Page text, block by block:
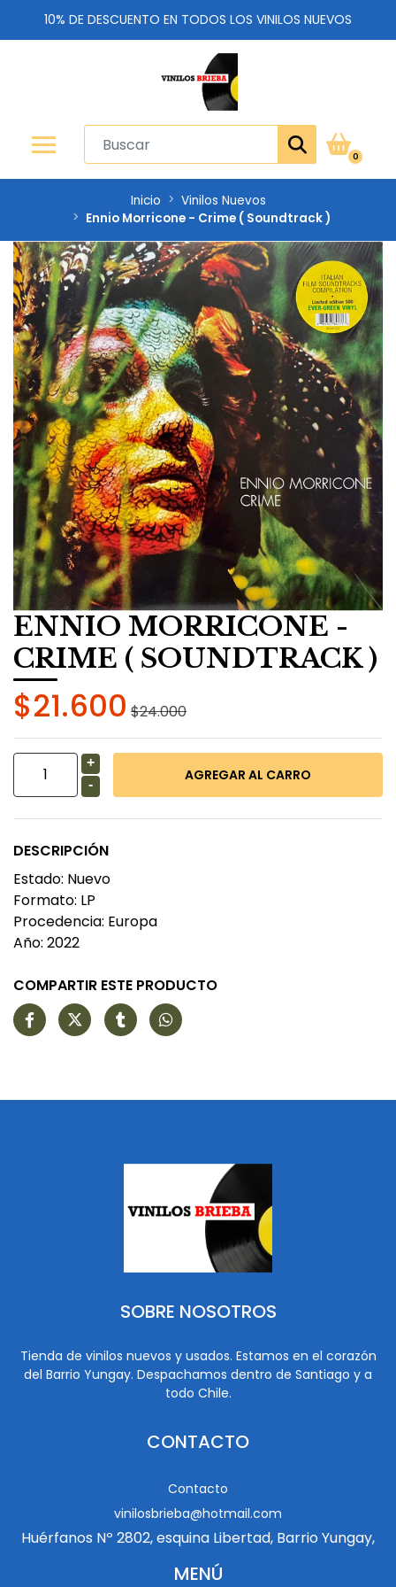
10% DE DESCUENTO EN TODOS LOS VINILOS NUEVOS
0
Inicio
Vinilos Nuevos
Ennio Morricone - Crime ( Soundtrack )
ENNIO MORRICONE -
CRIME ( SOUNDTRACK )
$21.600 $24.000
+
-
DESCRIPCIÓN
Estado: Nuevo
Formato: LP
Procedencia: Europa
Año: 2022
COMPARTIR ESTE PRODUCTO
SOBRE NOSOTROS
Tienda de vinilos nuevos y usados. Estamos en el corazón
del Barrio Yungay. Despachamos dentro de Santiago y a
todo Chile.
CONTACTO
Contacto
vinilosbrieba@hotmail.com
Huérfanos Nº 2802, esquina Libertad, Barrio Yungay,
MENÚ